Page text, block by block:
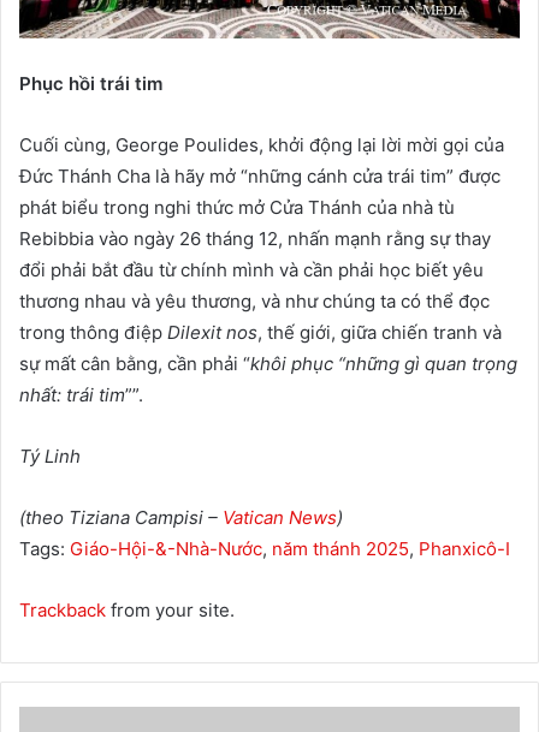
Phục hồi trái tim
Cuối cùng, George Poulides, khởi động lại lời mời gọi của
Đức Thánh Cha là hãy mở “những cánh cửa trái tim” được
phát biểu trong nghi thức mở Cửa Thánh của nhà tù
Rebibbia vào ngày 26 tháng 12, nhấn mạnh rằng sự thay
đổi phải bắt đầu từ chính mình và cần phải học biết yêu
thương nhau và yêu thương, và như chúng ta có thể đọc
trong thông điệp Dilexit nos, thế giới, giữa chiến tranh và
sự mất cân bằng, cần phải “khôi phục “những gì quan trọng
nhất: trái tim””.
Tý Linh
(theo Tiziana Campisi – Vatican News)
Tags: Giáo-Hội-&-Nhà-Nước, năm thánh 2025, Phanxicô-I
Trackback from your site.